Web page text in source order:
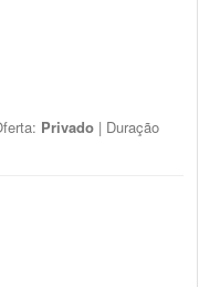
Privado | Duração